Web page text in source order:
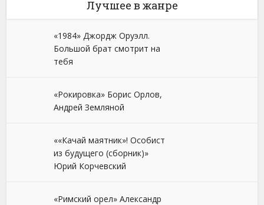
Лучшее в жанре
«1984» Джордж Оруэлл.
Большой брат смотрит на
тебя
«Рокировка» Борис Орлов,
Андрей Земляной
««Качай маятник»! Особист
из будущего (сборник)»
Юрий Корчевский
«Римский орел» Александр